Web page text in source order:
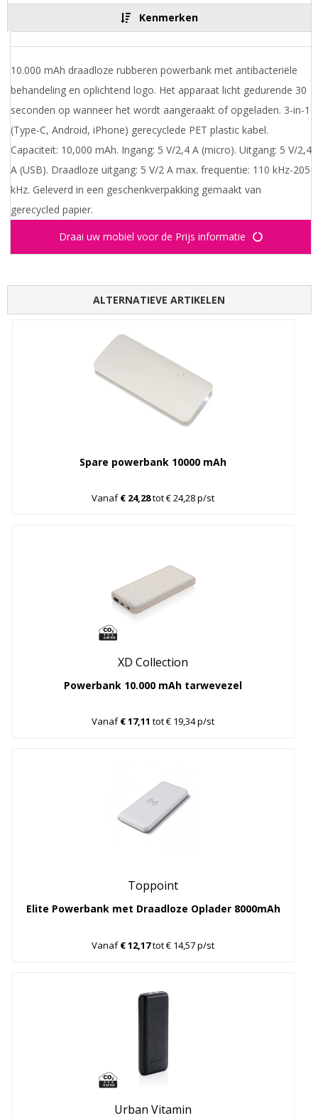
Kenmerken
10.000 mAh draadloze rubberen powerbank met antibacteriële
behandeling en oplichtend logo. Het apparaat licht gedurende 30
seconden op wanneer het wordt aangeraakt of opgeladen. 3-in-1
(Type-C, Android, iPhone) gerecyclede PET plastic kabel.
Capaciteit: 10,000 mAh. Ingang: 5 V/2,4 A (micro). Uitgang: 5 V/2,4
A (USB). Draadloze uitgang: 5 V/2 A max. frequentie: 110 kHz-205
kHz. Geleverd in een geschenkverpakking gemaakt van
gerecycled papier.
Draai uw mobiel voor de Prijs informatie
ALTERNATIEVE ARTIKELEN
Spare powerbank 10000 mAh
Vanaf€ 24,28tot € 24,28 p/st
XD Collection
Powerbank 10.000 mAh tarwevezel
Vanaf€ 17,11 tot € 19,34 p/st
Toppoint
Elite Powerbank met Draadloze Oplader 8000mAh
Vanaf€ 12,17tot € 14,57 p/st
Urban Vitamin